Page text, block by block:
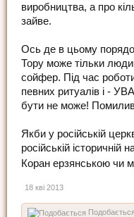
виробництва, а про
зайве.
Ось де в цьому
Тору може тільки
сойфер. Під час
певних ритуалів і -
бути не може!
Якби у російській
російській історичній
Коран ерзянською чи
18 кві 2013